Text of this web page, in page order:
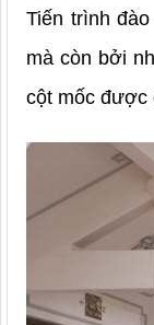
Tiến trình
mà còn bởi
cột mốc được